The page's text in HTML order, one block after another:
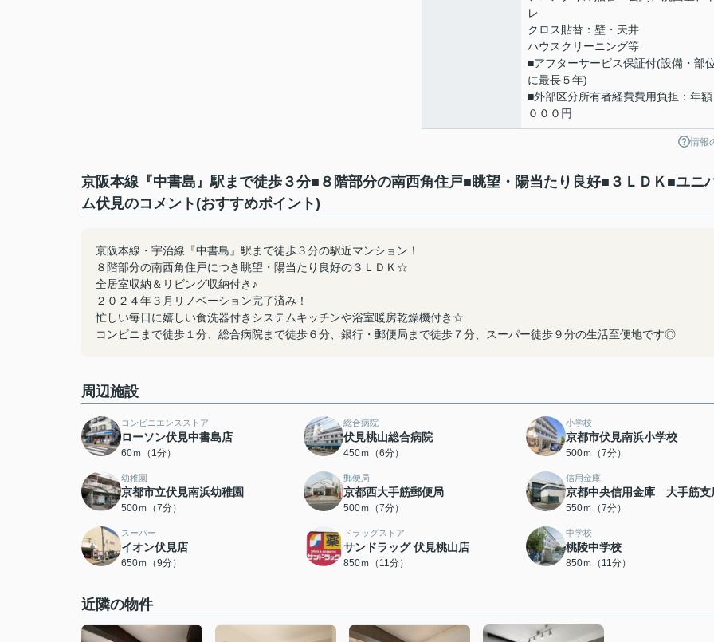
レ
クロス貼替：壁・天井
ハウスクリーニング等
■アフターサービス保証付(設備・部
に最長５年)
■外部区分所有者経費費用負担：年
０００円
情報
京阪本線『中書島』駅まで徒歩３分■８階部分の南西角住戸■眺望・陽当たり良好■３ＬＤＫ■ユニ
ム伏見のコメント(おすすめポイント)
京阪本線・宇治線『中書島』駅まで徒歩３分の駅近マンション！
８階部分の南西角住戸につき眺望・陽当たり良好の３ＬＤＫ☆
全居室収納＆リビング収納付き♪
２０２４年３月リノベーション完了済み！
忙しい毎日に嬉しい食洗器付きシステムキッチンや浴室暖房乾燥機付き☆
コンビニまで徒歩１分、総合病院まで徒歩６分、銀行・郵便局まで徒歩７分、スーパー徒歩９分の生活至便地です◎
周辺施設
コンビニエンスストア
ローソン伏見中書島店
60ｍ（1分）
総合病院
伏見桃山総合病院
450ｍ（6分）
小学校
京都市伏見南浜小学校
500ｍ（7分）
幼稚園
京都市立伏見南浜幼稚園
500ｍ（7分）
郵便局
京都西大手筋郵便局
500ｍ（7分）
信用金庫
京都中央信用金庫 大手筋支
550ｍ（7分）
スーパー
イオン伏見店
650ｍ（9分）
ドラッグストア
サンドラッグ 伏見桃山店
850ｍ（11分）
中学校
桃陵中学校
850ｍ（11分）
近隣の物件